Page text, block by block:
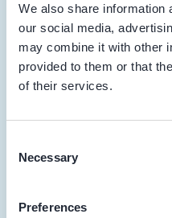
We also share information
our social media,
may combine it with other
provided to them or that
of their services.
Selection
Necessary
Preferences
04-12-2021
Kleine Orale Chirurgie